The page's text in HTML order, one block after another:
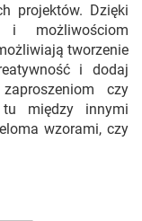
projektów. Dzięki
i możliwościom
tworzenie
i dodaj
czy
między innymi
wzorami, czy